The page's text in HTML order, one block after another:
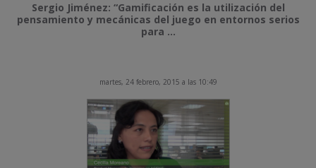
Sergio Jiménez: “Gamificación es la utilización del
pensamiento y mecánicas del juego en entornos serios
para ...
martes, 24 febrero, 2015 a las 10:49